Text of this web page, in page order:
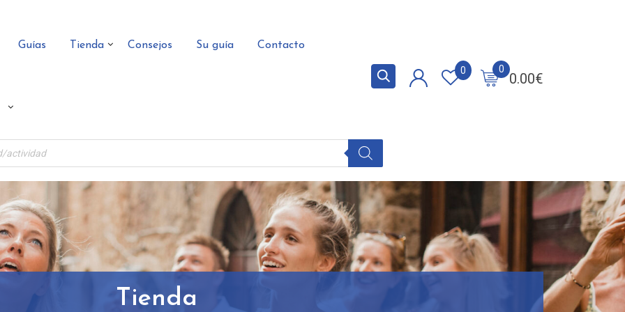
Guías Tienda Consejos Su guía Contacto
0.00€
0
0
Tienda